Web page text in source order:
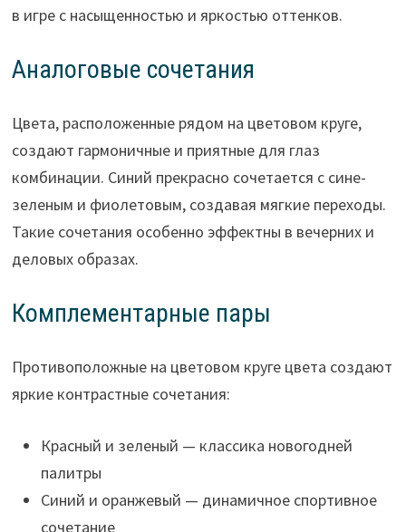
в игре с насыщенностью и яркостью оттенков.
Аналоговые сочетания
Цвета, расположенные рядом на цветовом круге,
создают гармоничные и приятные для глаз
комбинации. Синий прекрасно сочетается с сине-
зеленым и фиолетовым, создавая мягкие переходы.
Такие сочетания особенно эффектны в вечерних и
деловых образах.
Комплементарные пары
Противоположные на цветовом круге цвета создают
яркие контрастные сочетания:
Красный и зеленый — классика новогодней
палитры
Синий и оранжевый — динамичное спортивное
сочетание